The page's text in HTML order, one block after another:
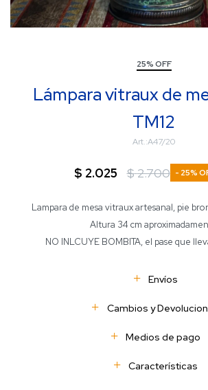
25% OFF
Lámpara vitraux de
TM12
A47/20
$ 2.025 $2.700 25
Lampara de mesa vitraux artesanal, pie
Altura 34 cm
NO INLCUYE BOMBITA, el pase que
Envíos
Cambios y
Medios de pago
Características